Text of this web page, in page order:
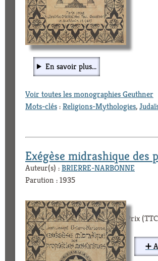
En savoir plus...
Voir toutes les monographies Geuthner
Mots-clés:Religions-Mythologies,
Exégèse midrashique
Auteur(s) :BRIERRE-NARBONNE
Parution : 1935
Prix
➕